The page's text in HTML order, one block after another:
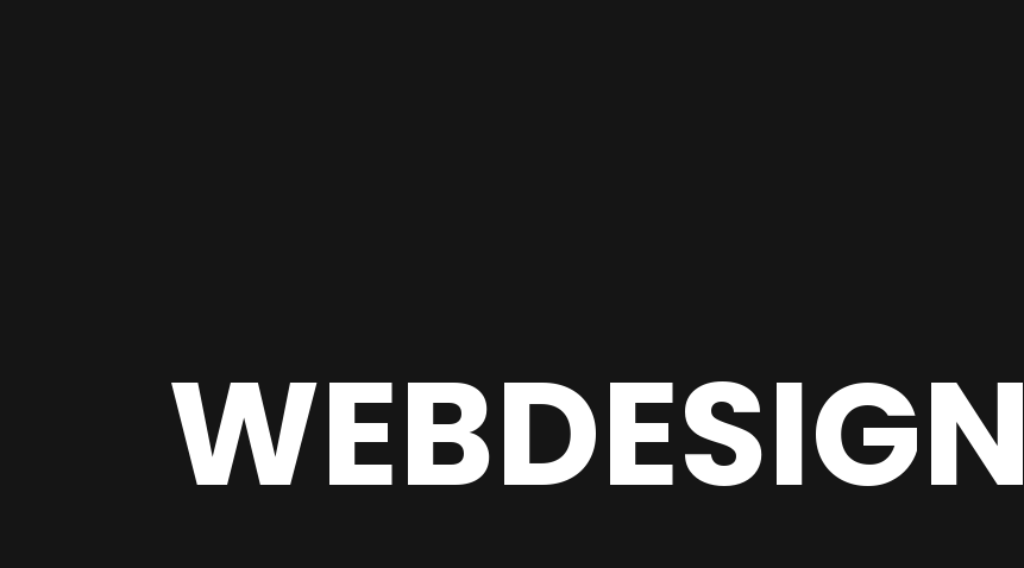
WEBDESIGN